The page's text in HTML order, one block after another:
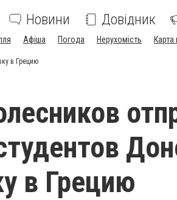
Новини Довідник
Афіша Погода Нерухомість Карта
в Грецию
в Грецию